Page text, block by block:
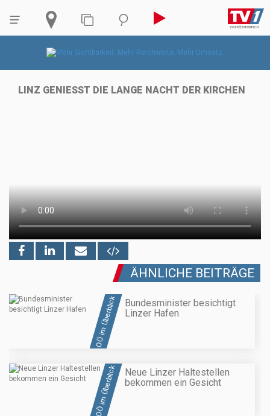
LINZ GENIESST DIE LANGE NACHT DER KIRCHEN
ÄHNLICHE BEITRÄGE
OÖ im Überblick
Bundesminister besichtigt
Linzer Hafen
OÖ im Überblick
Neue Linzer Haltestellen
bekommen ein Gesicht